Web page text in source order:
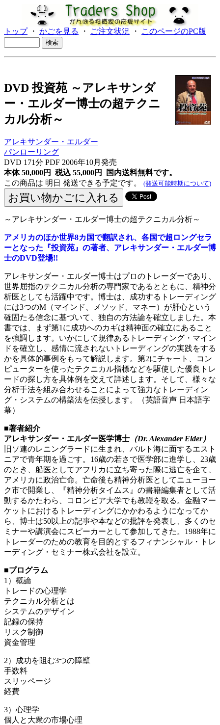
トップ・ かごを見る ・ ご注文状況 ・ このページのPC版
DVD 投資苑 ～アレキサンダ
ー・エルダー博士の超テクニ
カル分析～
アレキサンダー・エルダー
パンローリング
DVD 171分 PDF 2006年10月発売
本体 50,000円 税込 55,000円
国内送料無料です。
この商品は 明日 発送できる予定です。 (発送可能時期について)
～アレキサンダー・エルダー博士の超テクニカル分析～
アメリカのほか世界8カ国で翻訳され、各国で超ロングセラ
ーとなった『投資苑』の著者、アレキサンダー・エルダー博
士のDVD登場!!
アレキサンダー・エルダー博士はプロのトレーダーであり、
世界屈指のテクニカル分析の専門家であるとともに、精神分
析医としても活躍中です。博士は、成功するトレーディング
には3つのM（マインド、メソッド、マネー）が肝心という
確固たる信念に基づいて、独自の方法論を確立しました。本
書では、まず第1に成功へのカギは精神面の確立にあること
を強調します。いかにして規律あるトレーディング・マイン
ドを確立し、感情に流されないトレーディングの実践をする
かを具体的事例をもって解説します。第2にチャート、コン
ピューターを使ったテクニカル指標などを駆使した優良トレ
ードの探し方を具体例を交えて詳述します。そして、様々な
分析手法を組み合わせることによって強力なトレーディン
グ・システムの構築法を伝授します。（英語音声 日本語字
幕）
■著者紹介
アレキサンダー・エルダー医学博士 （Dr. Alexander Elder）
旧ソ連のレニングラードに生まれ、バルト海に面するエスト
ニアで青年期を過ごす。16歳の若さで医学部に進学し、23歳
のとき、船医としてアフリカに立ち寄った際に逃亡を企て、
アメリカに政治亡命。亡命後も精神分析医としてニューヨー
ク市で開業し、『精神分析タイムス』の書籍編集者として活
動するかたわら、コロンビア大学でも教鞭を取る。金融マー
ケットにおけるトレーディングにかかわるようになってか
ら、博士は50以上の記事や本などの批評を発表し、多くのセ
ミナーや講演会にスピーカーとして参加してきた。1988年に
トレーダーのための教育を目的とするフィナンシャル・トレ
ーディング・セミナー株式会社を設立。
■プログラム
1）概論
トレードの心理学
テクニカル分析とは
システムのデザイン
記録の保持
リスク制御
資金管理
2）成功を阻む3つの障壁
手数料
スリッページ
経費
3）心理学
個人と大衆の市場心理